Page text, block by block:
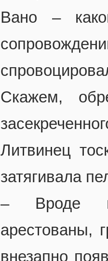
Вано –
Скажем,
Литвинец
затягивала
– Вроде
арестованы,
внезапно